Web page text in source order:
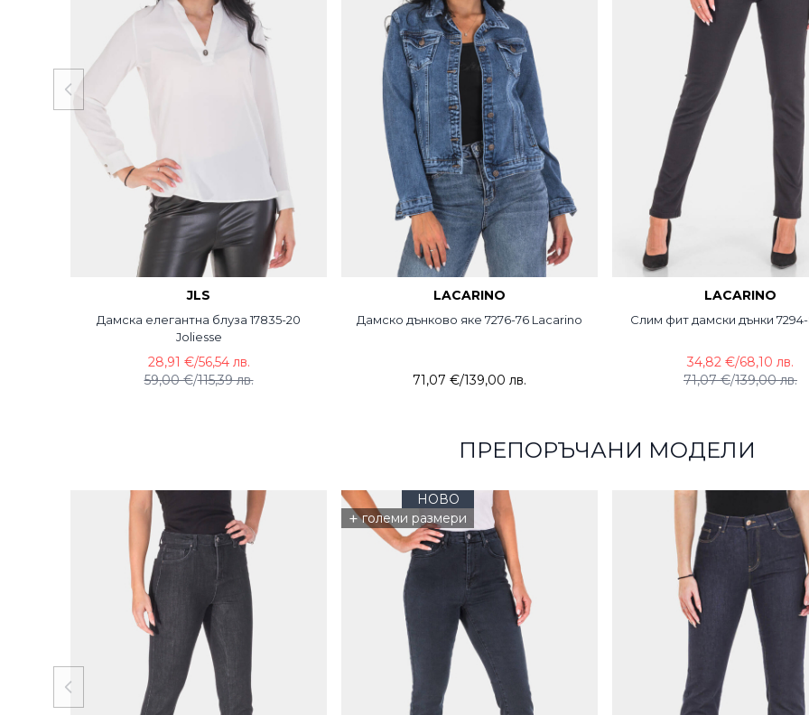
JLS
Дамска елегантна блуза 17835-20
Joliesse
59,00 €/115,39 лв.
28,91 €/56,54 лв.
LACARINO
Дамско дънково яке 7276-76 Lacarino
71,07 €/139,00 лв.
LACARINO
Слим фит дамски дънки
71,07 €/139,00 лв.
34,82 €/68,10 лв.
ПРЕПОРЪЧАНИ МОДЕЛИ
НОВО
+ големи размери